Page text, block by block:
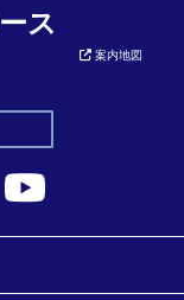
ス
案内地図